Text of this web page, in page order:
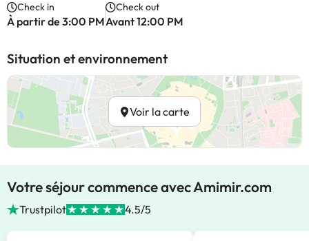
Check in
À partir de 3:00 PM
Check out
Avant 12:00 PM
Situation et environnement
Voir la carte
Votre séjour commence avec Amimir.com
Trustpilot 4.5/5